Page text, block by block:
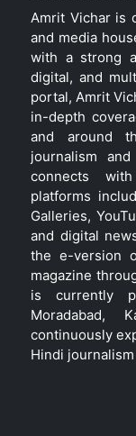
Amrit Vichar is
and media
with a strong
digital, and
portal, Amrit
in-depth
and around
journalism
connects
platforms
Galleries,
and digital
the e-version
magazine
is currently
Moradabad,
continuously
Hindi